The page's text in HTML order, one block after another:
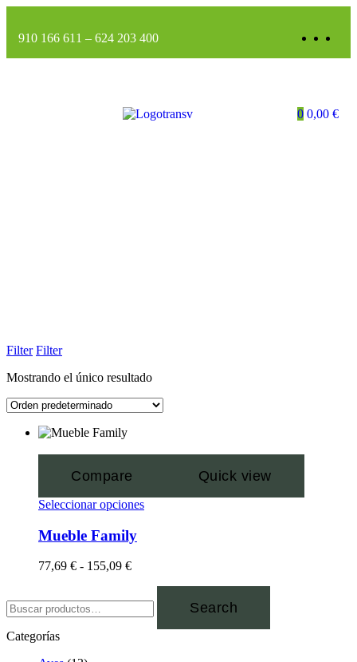
910 166 611 – 624 203 400
0 0,00 €
Filter Filter
Mostrando el único resultado
Compare Quick view
Seleccionar opciones
Mueble Family
77,69 € - 155,09 €
Search
Categorías